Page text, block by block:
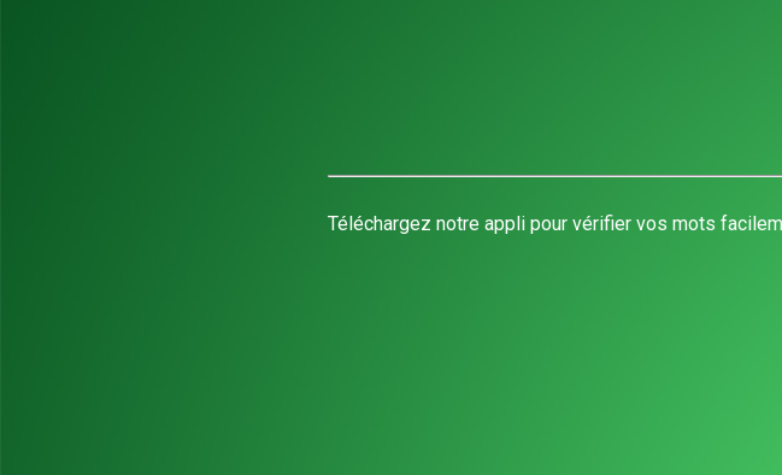
Téléchargez notre appli pour vérifier vos mots